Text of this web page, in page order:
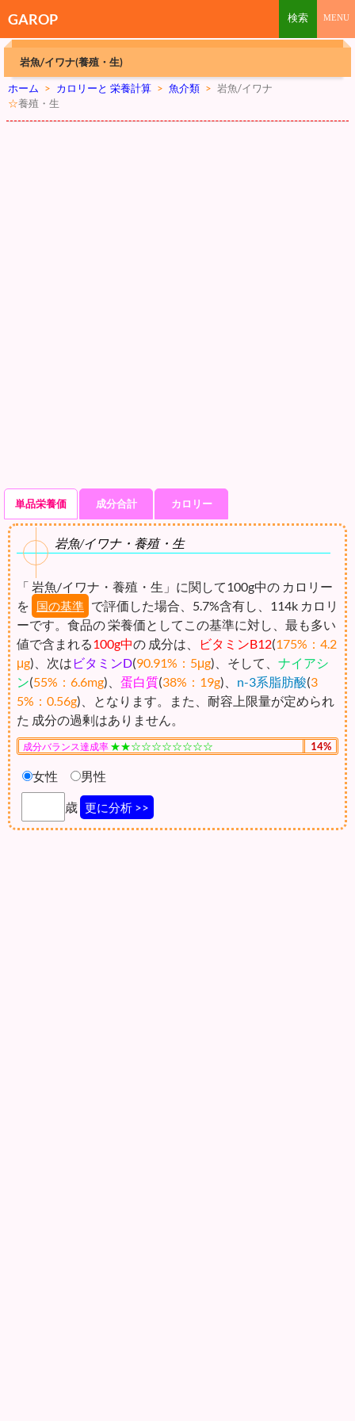
GAROP
岩魚/イワナ(養殖・生)
ホーム > カロリーと 栄養計算 > 魚介類 > 岩魚/イワナ
☆養殖・生
単品栄養価 成分合計 カロリー
岩魚/イワナ・養殖・生
「 岩魚/イワナ・養殖・生」に関して100g中の カロリー
を
国の基準 で評価した場合、5.7%含有し、114k カロリ
ーです。食品の 栄養価としてこの基準に対し、最も多い
値で含まれる100g中の 成分は、 ビタミンB12(175%：4.2
μg)、次は ビタミンD(90.91%：5μg)、そして、 ナイアシ
ン(55%：6.6mg)、 蛋白質(38%：19g)、 n-3系脂肪酸(3
5%：0.56g)、となります。また、耐容上限量が定められ
た 成分の過剰はありません。
成分バランス達成率 ★★☆☆☆☆☆☆☆☆ 14%
女性 男性
歳 更に分析 >>